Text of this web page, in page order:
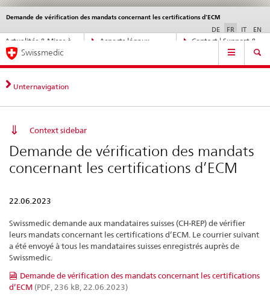
Navigation
directe:
actualités,
juridiques,
Actualités & Mises à
Aspects légaux,
Contact | Support &
Demande de vérification des mandats concernant les certifications d’ECM
DE FR IT EN
Service
Navigation
Swissmedic
Unternavigation
Context sidebar
Demande de vérification des mandats
concernant les certifications d’ECM
22.06.2023
Swissmedic demande aux mandataires suisses (CH-REP) de vérifier
leurs mandats concernant les certifications d’ECM. Le courrier suivant
a été envoyé à tous les mandataires suisses enregistrés auprès de
Swissmedic.
Demande de vérification des mandats concernant les certifications
d’ECM (PDF, 236 kB, 22.06.2023)